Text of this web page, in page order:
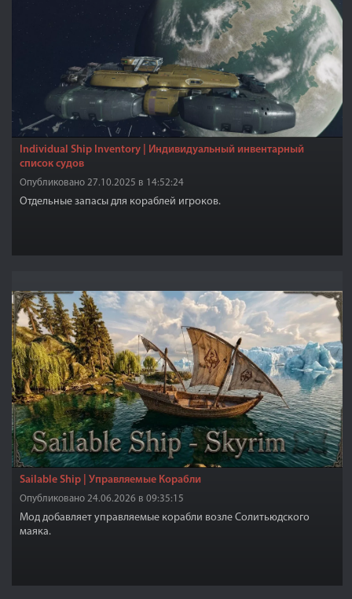
Individual Ship Inventory | Индивидуальный инвентарный
список судов
Опубликовано 27.10.2025 в 14:52:24
Отдельные запасы для кораблей игроков.
Sailable Ship | Управляемые Корабли
Опубликовано 24.06.2026 в 09:35:15
Мод добавляет управляемые корабли возле Солитьюдского
маяка.